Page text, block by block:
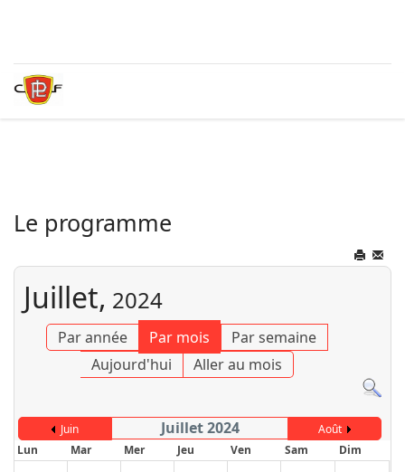
Le programme
Juillet, 2024
Par année Par mois
Par semaine
Aujourd'hui
Aller au mois
Juin Juillet 2024
Août
Lun
Mar Mer Jeu Ven Sam
Dim